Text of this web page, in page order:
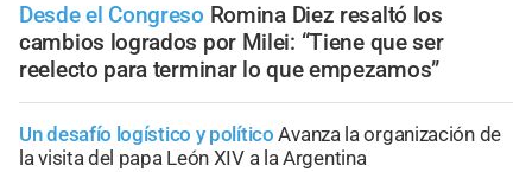
Desde el Congreso Romina Diez resaltó los
cambios logrados por Milei: “Tiene que ser
reelecto para terminar lo que empezamos”
Un desafío logístico y político Avanza la organización de
la visita del papa León XIV a la Argentina